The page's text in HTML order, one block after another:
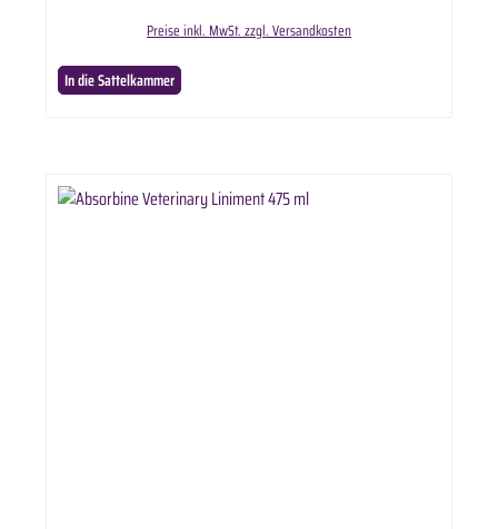
Preise inkl. MwSt. zzgl. Versandkosten
In die Sattelkammer